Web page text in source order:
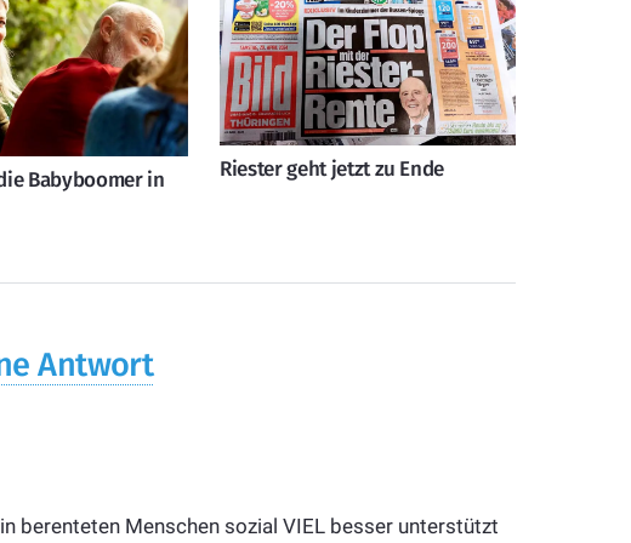
Babyboomer in
Riester geht jetzt zu Ende
Antwort
berenteten Menschen sozial VIEL besser unterstützt